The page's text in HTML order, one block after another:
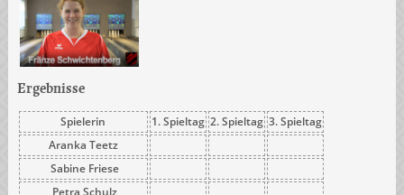
Ergebnisse
Spielerin 1. Spieltag 2. Spieltag 3. Spieltag
Aranka Teetz
Sabine Friese
Petra Schulz